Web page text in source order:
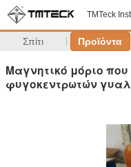
TMTeck
Σπίτι Προϊόντα
Μαγνητικό μόριο
φυγοκεντρωτών